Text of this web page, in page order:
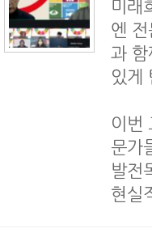
미래
엔
과 함
있게
이번
문가
발전
현실